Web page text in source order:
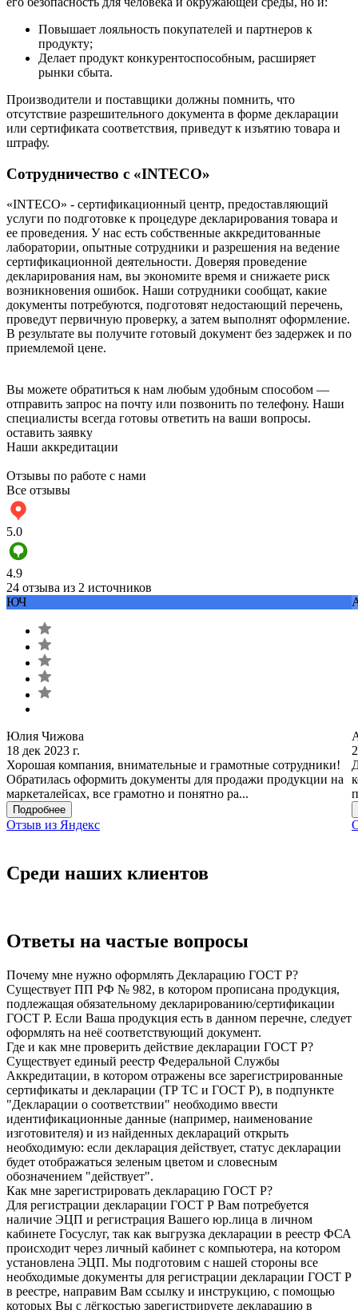
Повышает лояльность покупателей и партнеров к
продукту;
Делает продукт конкурентоспособным, расширяет
рынки сбыта.
Производители и поставщики должны помнить, что
отсутствие разрешительного документа в форме декларации
или сертификата соответствия, приведут к изъятию товара и
штрафу.
Сотрудничество с «INTECO»
«INTECO» - сертификационный центр, предоставляющий
услуги по подготовке к процедуре декларирования товара и
ее проведения. У нас есть собственные аккредитованные
лаборатории, опытные сотрудники и разрешения на ведение
сертификационной деятельности. Доверяя проведение
декларирования нам, вы экономите время и снижаете риск
возникновения ошибок. Наши сотрудники сообщат, какие
документы потребуются, подготовят недостающий перечень,
проведут первичную проверку, а затем выполнят оформление.
В результате вы получите готовый документ без задержек и по
приемлемой цене.
Вы можете обратиться к нам любым удобным способом —
отправить запрос на почту или позвонить по телефону. Наши
специалисты всегда готовы ответить на ваши вопросы.
оставить заявку
Наши аккредитации
Отзывы по работе с нами
Все отзывы
5.0
4.9
24 отзыва из 2 источников
ЮЧ
Юлия Чижова
18 дек 2023 г.
Хорошая компания, внимательные и грамотные сотрудники!
Обратилась оформить документы для продажи продукции на
маркеталейсах, все грамотно и понятно ра...
Подробнее
Отзыв из Яндекс
Среди наших клиентов
Ответы на частые вопросы
Почему мне нужно оформлять Декларацию ГОСТ Р?
Существует ПП РФ № 982, в котором прописана продукция,
подлежащая обязательному декларированию/сертификации
ГОСТ Р. Если Ваша продукция есть в данном перечне, следует
оформлять на неё соответствующий документ.
Где и как мне проверить действие декларации ГОСТ Р?
Существует единый реестр Федеральной Службы
Аккредитации, в котором отражены все зарегистрированные
сертификаты и декларации (ТР ТС и ГОСТ Р), в подпункте
"Декларации о соответствии" необходимо ввести
идентификационные данные (например, наименование
изготовителя) и из найденных деклараций открыть
необходимую: если декларация действует, статус декларации
будет отображаться зеленым цветом и словесным
обозначением "действует".
Как мне зарегистрировать декларацию ГОСТ Р?
Для регистрации декларации ГОСТ Р Вам потребуется
наличие ЭЦП и регистрация Вашего юр.лица в личном
кабинете Госуслуг, так как выгрузка декларации в реестр ФСА
происходит через личный кабинет с компьютера, на котором
установлена ЭЦП. Мы подготовим с нашей стороны все
необходимые документы для регистрации декларации ГОСТ Р
в реестре, направим Вам ссылку и инструкцию, с помощью
которых Вы с лёгкостью зарегистрируете декларацию в